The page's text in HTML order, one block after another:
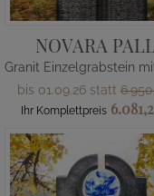
NOVARA
bis 01.09.26 statt
Ihr Komplettpreis